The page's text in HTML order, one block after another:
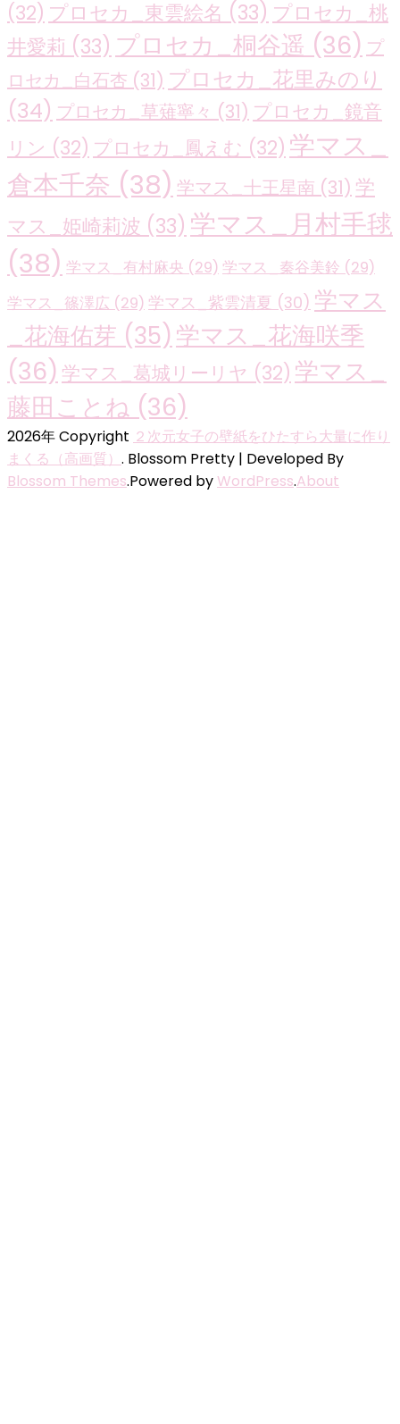
(32) プロセカ_東雲絵名 (33) プロセカ_桃
井愛莉 (33) プロセカ_桐谷遥 (36) プ
ロセカ_白石杏 (31) プロセカ_花里みのり
(34) プロセカ_草薙寧々 (31) プロセカ_鏡音
リン (32) プロセカ_鳳えむ (32) 学マス_
倉本千奈 (38) 学マス_十王星南 (31) 学
マス_姫崎莉波 (33) 学マス_月村手毬
(38) 学マス_有村麻央 (29) 学マス_秦谷美鈴 (29)
学マス_篠澤広 (29) 学マス_紫雲清夏 (30) 学マス
_花海佑芽 (35) 学マス_花海咲季
(36) 学マス_葛城リーリヤ (32) 学マス_
藤田ことね (36)
2026年 Copyright ２次元女子の壁紙をひたすら大量に作り
まくる（高画質） . Blossom Pretty | Developed By
Blossom Themes.Powered byWordPress.About